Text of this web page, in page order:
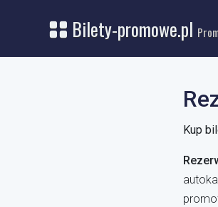
Bilety-promowe.pl
Kup